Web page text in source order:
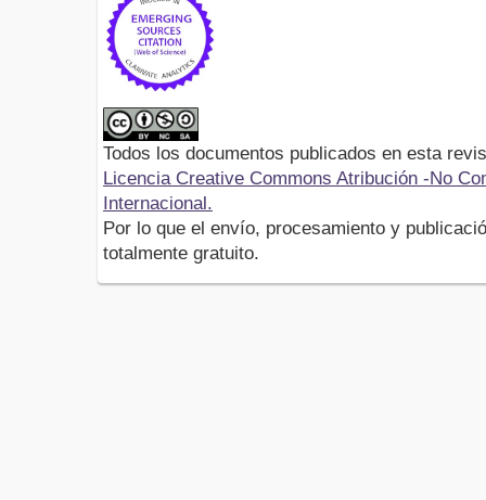
Todos los documentos publicados en esta
Licencia Creative Commons Atribución -No
Internacional.
Por lo que el envío, procesamiento y
totalmente gratuito.